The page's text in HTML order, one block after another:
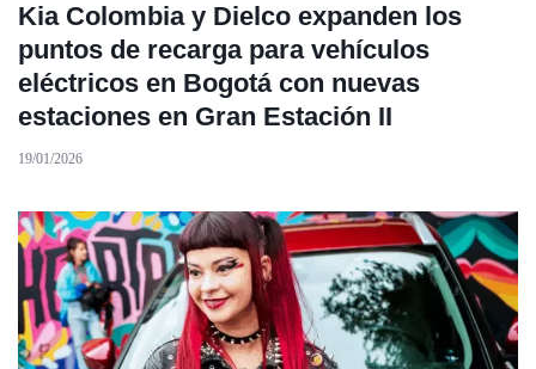
Kia Colombia y Dielco expanden los
puntos de recarga para vehículos
eléctricos en Bogotá con nuevas
estaciones en Gran Estación II
19/01/2026